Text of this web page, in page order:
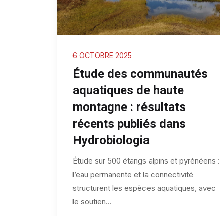
6 OCTOBRE 2025
Étude des communautés
aquatiques de haute
montagne : résultats
récents publiés dans
Hydrobiologia
Étude sur 500 étangs alpins et pyrénéens :
l’eau permanente et la connectivité
structurent les espèces aquatiques, avec
le soutien...